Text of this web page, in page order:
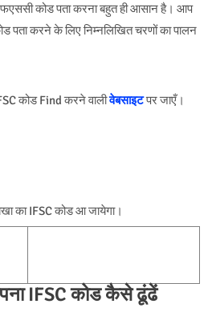
कोड पता करना बहुत ही आसान है। आप
करने के लिए निम्नलिखित चरणों का पालन
कोड Find करने वालीवेबसाइटपर जाएँ।
का IFSC कोड आ जायेगा।
IFSC कोड कैसे ढूंढें